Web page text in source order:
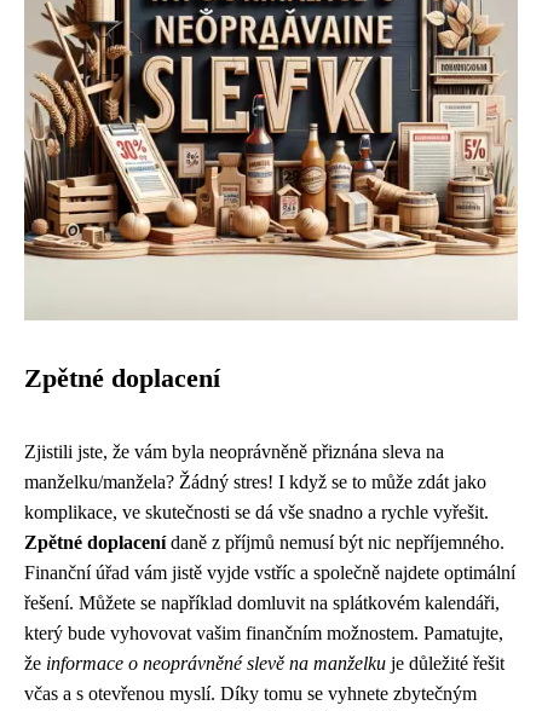
Zpětné doplacení
Zjistili jste, že vám byla neoprávněně přiznána sleva na
manželku/manžela? Žádný stres! I když se to může zdát jako
komplikace, ve skutečnosti se dá vše snadno a rychle vyřešit.
Zpětné doplacenídaně z příjmů nemusí být nic nepříjemného.
Finanční úřad vám jistě vyjde vstříc a společně najdete optimální
řešení. Můžete se například domluvit na splátkovém kalendáři,
který bude vyhovovat vašim finančním možnostem. Pamatujte,
že informace o neoprávněné slevě na manželku je důležité řešit
včas a s otevřenou myslí. Díky tomu se vyhnete zbytečným